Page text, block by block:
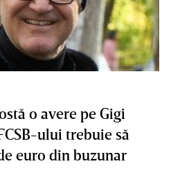
o avere pe Gigi
ului trebuie să
euro din buzunar